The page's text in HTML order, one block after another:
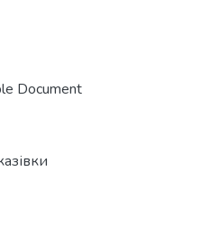
Document